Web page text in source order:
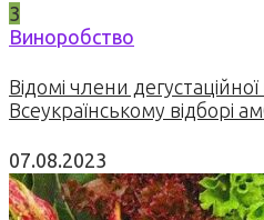
3
Виноробство
Відомі члени дегустаційної
Всеукраїнському відборі
07.08.2023